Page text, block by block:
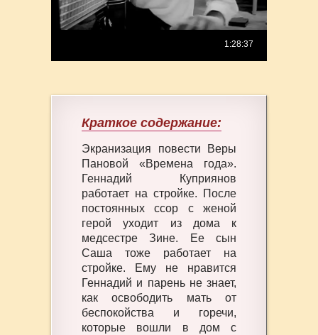
Краткое содержание:
Экранизация повести Веры
Пановой «Времена года».
Геннадий Куприянов
работает на стройке. После
постоянных ссор с женой
герой уходит из дома к
медсестре Зине. Ее сын
Саша тоже работает на
стройке. Ему не нравится
Геннадий и парень не знает,
как освободить мать от
беспокойства и горечи,
которые вошли в дом с